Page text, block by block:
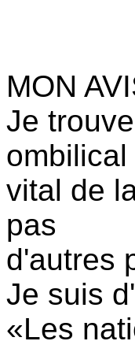
MON
Je
ombilical
vital de
pas
d'autres
Je suis
«Les